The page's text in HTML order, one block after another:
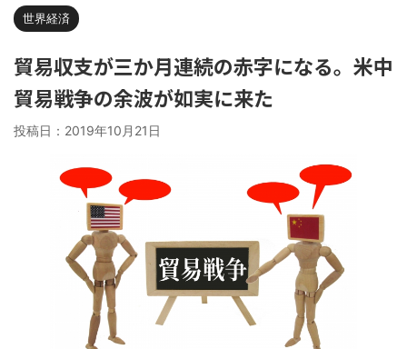
世界経済
貿易収支が三か月連続の赤字になる。米中
貿易戦争の余波が如実に来た
投稿日： 2019年10月21日